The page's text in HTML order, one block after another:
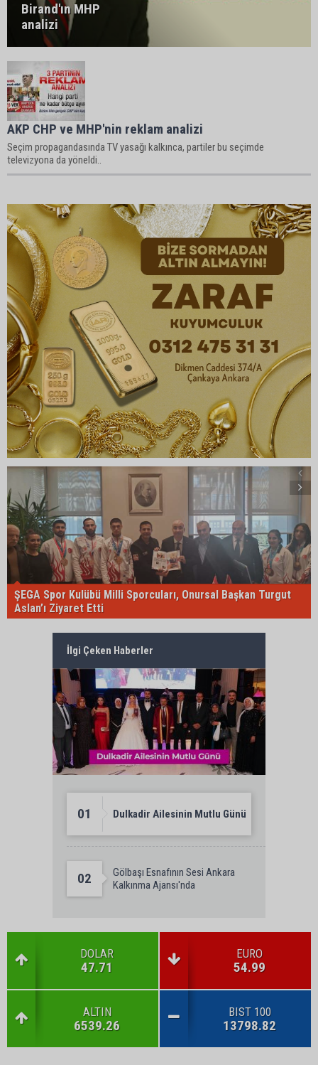
Birand'ın MHP
analizi
AKP CHP ve MHP'nin reklam analizi
Seçim propagandasında TV yasağı kalkınca, partiler bu seçimde
televizyona da yöneldi..
ŞEGA Spor Kulübü Milli Sporcuları, Onursal Başkan Turgut
Aslan’ı Ziyaret Etti
İlgi Çeken Haberler
01 Dulkadir Ailesinin Mutlu Günü
02
Gölbaşı Esnafının Sesi Ankara
Kalkınma Ajansı'nda
DOLAR
47.71
EURO
54.99
ALTIN
6539.26
BIST 100
13798.82